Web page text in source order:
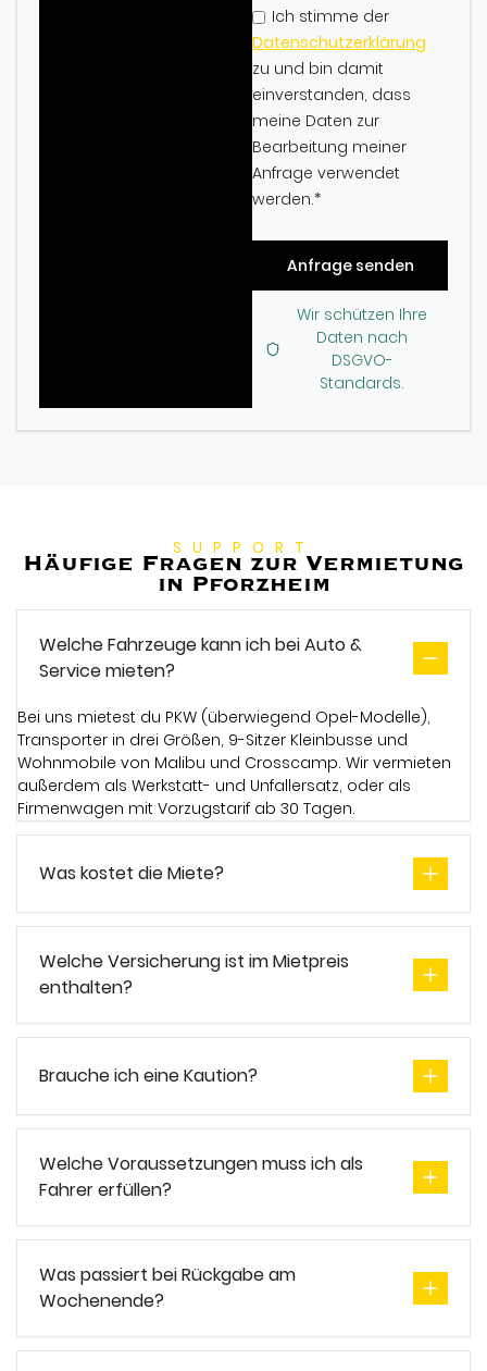
Ich stimme der
Datenschutzerklärung
zu und bin damit
einverstanden, dass
meine Daten zur
Bearbeitung meiner
Anfrage verwendet
werden.*
Anfrage senden
Wir schützen Ihre
Daten nach
DSGVO-
Standards.
SUPPORT
Häufige Fragen zur Vermietung
in Pforzheim
Welche Fahrzeuge kann ich bei Auto &
Service mieten?
Bei uns mietest du PKW (überwiegend Opel-Modelle),
Transporter in drei Größen, 9-Sitzer Kleinbusse und
Wohnmobile von Malibu und Crosscamp. Wir vermieten
außerdem als Werkstatt- und Unfallersatz, oder als
Firmenwagen mit Vorzugstarif ab 30 Tagen.
Was kostet die Miete?
Welche Versicherung ist im Mietpreis
enthalten?
Brauche ich eine Kaution?
Welche Voraussetzungen muss ich als
Fahrer erfüllen?
Was passiert bei Rückgabe am
Wochenende?